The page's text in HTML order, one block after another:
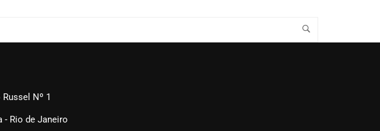
Russel Nº 1
- Rio de Janeiro